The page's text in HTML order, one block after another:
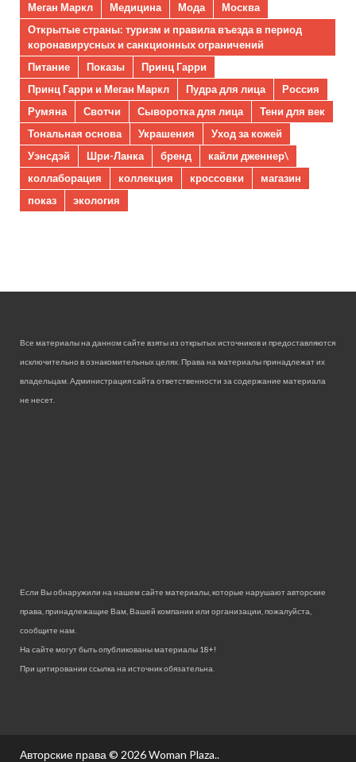
Меган Маркл
Медицина Мода
Москва
Открытые страны: туризм и правила въезда в период
коронавирусных и санкционных ограничений
Питание
Показы
Принц Гарри
Принц Гарри и Меган Маркл
Пудра для лица
Россия
Румяна
Свотчи Сыворотка для лица
Тени для век
Тональная основа
Украшения
Уход за кожей
Уэнсдэй
Шри-Ланка бренд
кайли дженнер\
коллаборация
коллекция кроссовки
магазин
показ
экология
Все материалы на данном сайте взяты из открытых источников и предоставляются
исключительно в ознакомительных целях. Права на материалы принадлежат их
владельцам. Администрация сайта ответственности за содержание материала
не несет.
Если Вы обнаружили на нашем сайте материалы, которые нарушают авторские
права, принадлежащие Вам, Вашей компании или организации, пожалуйста,
сообщите нам.
На сайте могут быть опубликованы материалы 18+!
При цитировании ссылка на источник обязательна.
Авторские права © 2026Woman Plaza..